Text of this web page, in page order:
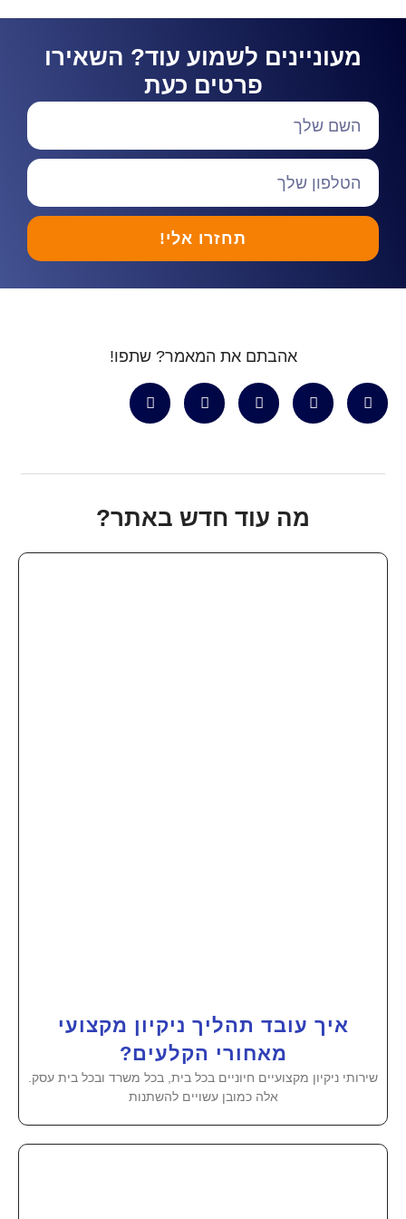
מעוניינים לשמוע עוד? השאירו
פרטים כעת
תחזרו אלי!
אהבתם את המאמר? שתפו!
מה עוד חדש באתר?
איך עובד תהליך ניקיון מקצועי
מאחורי הקלעים?
שירותי ניקיון מקצועיים חיוניים בכל בית, בכל משרד ובכל בית עסק.
אלה כמובן עשויים להשתנות